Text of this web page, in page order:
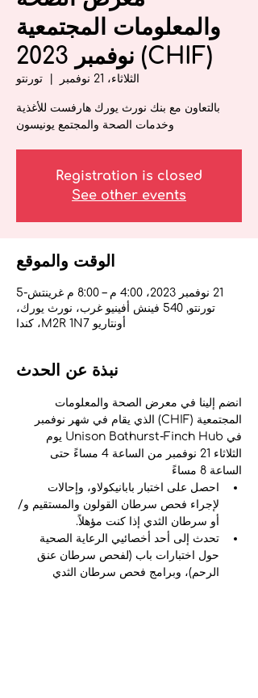
والمعلومات المجتمعية
(CHIF) نوفمبر 2023
الثلاثاء، 21 نوفمبر تورنتو
بالتعاون مع بنك نورث يورك هارفست للأغذية
وخدمات الصحة والمجتمع يونيسون
Registration is closed
See other events
الوقت والموقع
21 نوفمبر 2023، 4:00 م – 8:00 م غرينتش-5
تورنتو, 540 فينش أفينيو غرب، نورث يورك،
أونتاريو M2R 1N7، كندا
نبذة عن الحدث
انضم إلينا في معرض الصحة والمعلومات
المجتمعية (CHIF) الذي يقام في شهر نوفمبر
في Unison Bathurst-Finch Hub يوم
الثلاثاء 21 نوفمبر من الساعة 4 مساءً حتى
الساعة 8 مساءً
احصل على اختبار بابانيكولاو، وإحالات
لإجراء فحص سرطان القولون والمستقيم و/
أو سرطان الثدي إذا كنت مؤهلاً.
تحدث إلى أحد أخصائيي الرعاية الصحية
حول اختبارات باب (لفحص سرطان عنق
الرحم)، وبرامج فحص سرطان الثدي